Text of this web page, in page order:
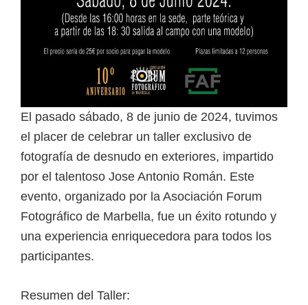
El pasado sábado, 8 de junio de 2024, tuvimos
el placer de celebrar un taller exclusivo de
fotografía de desnudo en exteriores, impartido
por el talentoso Jose Antonio Román. Este
evento, organizado por la Asociación Forum
Fotográfico de Marbella, fue un éxito rotundo y
una experiencia enriquecedora para todos los
participantes.
Resumen del Taller: